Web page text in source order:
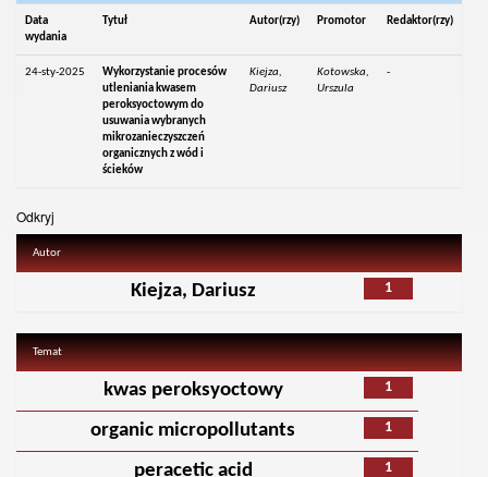
Data
wydania
Tytuł Autor(rzy) Promotor Redaktor(rzy)
24-sty-2025
Wykorzystanie procesów
utleniania kwasem
peroksyoctowym do
usuwania wybranych
mikrozanieczyszczeń
organicznych z wód i
ścieków
Kiejza,
Dariusz
Kotowska,
Urszula
-
Odkryj
Autor
1
Kiejza, Dariusz
Temat
1
kwas peroksyoctowy
1
organic micropollutants
1
peracetic acid